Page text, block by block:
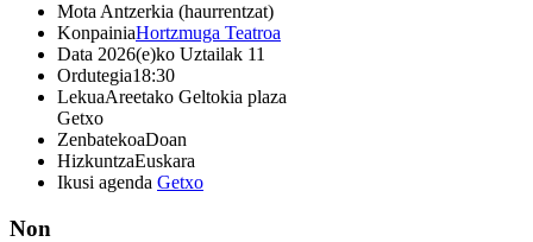
Mota Antzerkia (haurrentzat)
KonpainiaHortzmuga Teatroa
Data 2026(e)ko Uztailak 11
Ordutegia18:30
LekuaAreetako Geltokia plaza
Getxo
ZenbatekoaDoan
HizkuntzaEuskara
Ikusi agenda Getxo
Non